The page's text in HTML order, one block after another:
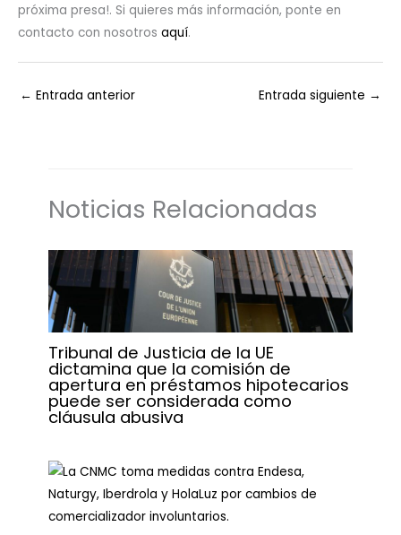
próxima presa!. Si quieres más información, ponte en
contacto con nosotros aquí.
← Entrada anterior Entrada siguiente →
Noticias Relacionadas
Tribunal de Justicia de la UE
dictamina que la comisión de
apertura en préstamos hipotecarios
puede ser considerada como
cláusula abusiva